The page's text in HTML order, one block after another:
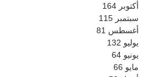
أكتوبر 164
سبتمبر 115
أغسطس 81
يوليو 132
يونيو 64
مايو 66